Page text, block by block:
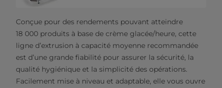
Conçue pour des rendements pouvant atteindre
18 000 produits à base de crème glacée/heure, cette
ligne d’extrusion à capacité moyenne recommandée
est d’une grande fiabilité pour assurer la sécurité, la
qualité hygiénique et la simplicité des opérations.
Facilement mise à niveau et adaptable, elle vous ouvre